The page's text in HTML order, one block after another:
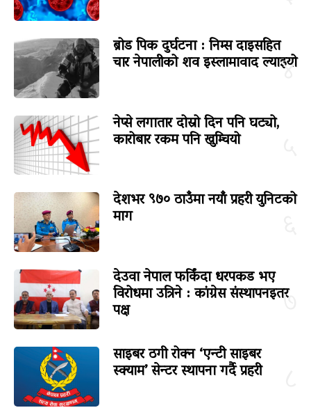
४
ब्रोड पिक दुर्घटना : निम्स दाइसहित
चार नेपालीको शव इस्लामावाद ल्याइयो
नेप्से लगातार दोस्रो दिन पनि घट्यो,
कारोबार रकम पनि खुम्चियो
देशभर ९७० ठाउँमा नयाँ प्रहरी युनिटको
माग
७
देउवा नेपाल फर्किंदा धरपकड भए
विरोधमा उत्रिने : कांग्रेस संस्थापनइतर
पक्ष
साइबर ठगी रोक्न ‘एन्टी साइबर
स्क्याम’ सेन्टर स्थापना गर्दै प्रहरी